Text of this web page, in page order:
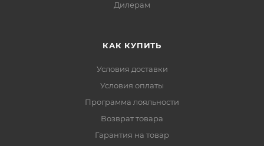
Дилерам
КАК КУПИТЬ
Условия доставки
Условия оплаты
Программа лояльности
Возврат товара
Гарантия на товар